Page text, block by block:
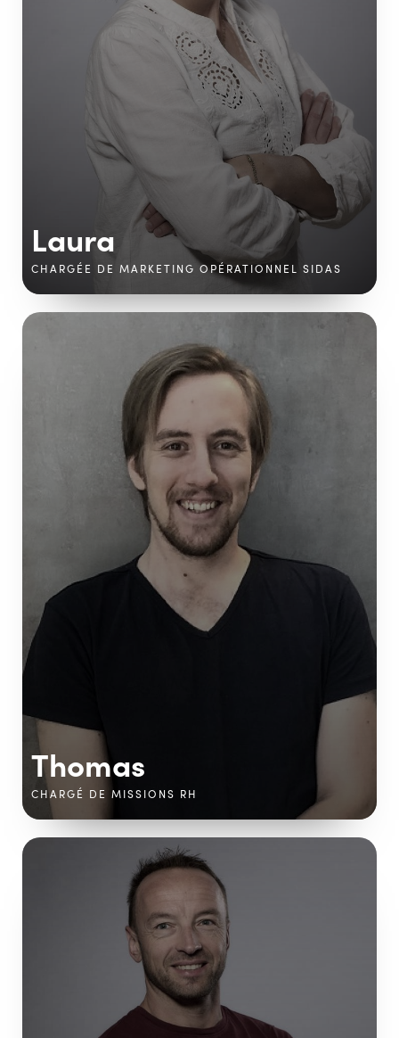
Laura
CHARGÉE DE MARKETING OPÉRATIONNEL SIDAS
Thomas
CHARGÉ DE MISSIONS RH